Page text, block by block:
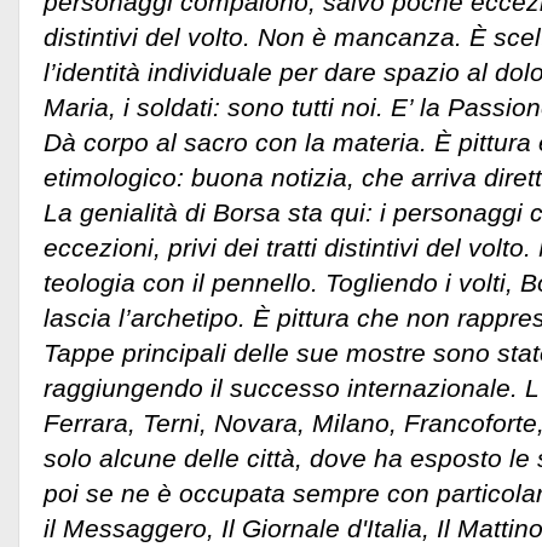
distintivi del volto. Non è mancanza. È
l’identità individuale per dare spazio al
Maria, i soldati: sono tutti noi. E’ la
Dà corpo al sacro con la materia. È
etimologico: buona notizia, che arriva
La genialità di Borsa sta qui: i personaggi
eccezioni, privi dei tratti distintivi del volto.
teologia con il pennello. Togliendo i volti,
lascia l’archetipo. È pittura che non
Tappe principali delle sue mostre sono
raggiungendo il successo internazionale.
Ferrara, Terni, Novara, Milano,
solo alcune delle città, dove ha esposto le
poi se ne è occupata sempre con
il Messaggero, Il Giornale d'Italia, Il